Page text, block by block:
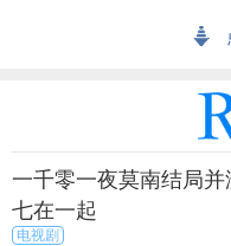
多吃黄瓜还可以美白
是一种五谷杂粮，
种能够有效提亮肤色
谢，加速氨基酸的合
一千零一夜莫南结局
七在一起
电视剧